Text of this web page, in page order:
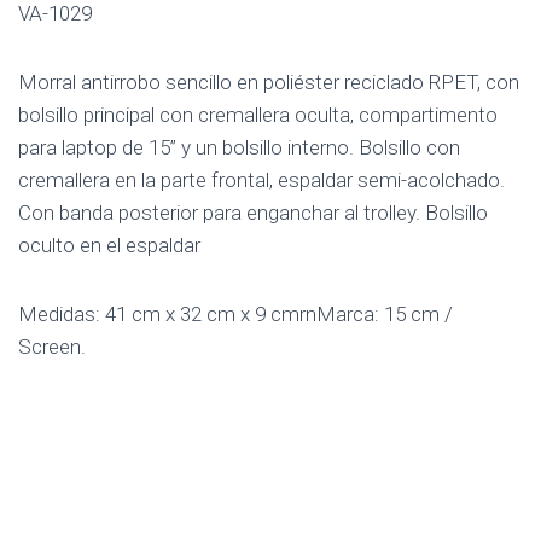
VA-1029
Morral antirrobo sencillo en poliéster reciclado RPET, con
bolsillo principal con cremallera oculta, compartimento
para laptop de 15” y un bolsillo interno. Bolsillo con
cremallera en la parte frontal, espaldar semi-acolchado.
Con banda posterior para enganchar al trolley. Bolsillo
oculto en el espaldar
Medidas: 41 cm x 32 cm x 9 cmrnMarca: 15 cm /
Screen.